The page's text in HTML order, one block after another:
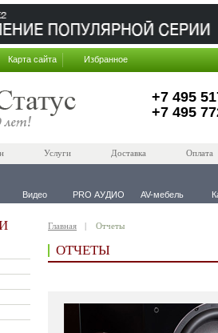
Карта сайта Избранное
+7 495
+7 495
Услуги Доставка Оплата
Видео PRO АУДИО AV-мебель
Главная Отчеты
ОТЧЕТЫ